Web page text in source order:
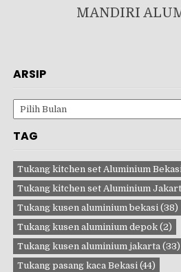
MANDIRI
ARSIP
Arsip
TAG
Tukang kitchen set Aluminium Bekasi
Tukang kitchen set Aluminium
Tukang kusen aluminium bekasi (38)
Tukang kusen aluminium depok (2)
Tukang kusen aluminium jakarta (33)
Tukang pasang kaca Bekasi (44)